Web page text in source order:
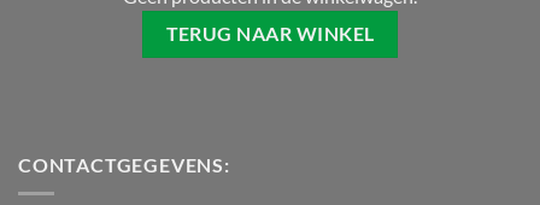
TERUG NAAR WINKEL
CONTACTGEGEVENS: